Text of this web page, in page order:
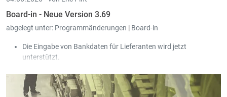
Board-in - Neue Version 3.69
abgelegt unter: Programmänderungen | Board-in
Die Eingabe von Bankdaten für Lieferanten wird jetzt
unterstützt.
man jetzt per Mittelklick den Eintrag in einem neuen Tab öffnen.